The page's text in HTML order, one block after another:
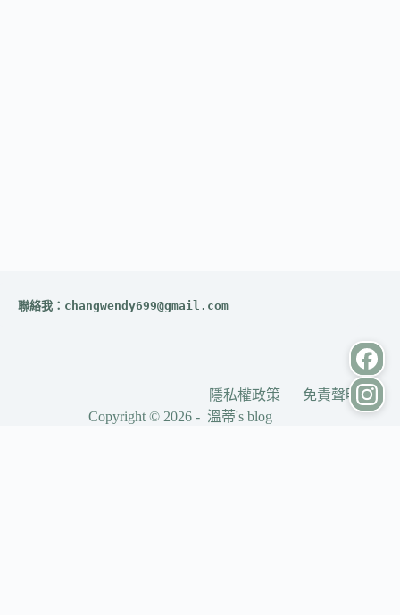
聯絡我： changwendy699@gmail.com
隱私權政策
免責聲明
Copyright © 2026 - 溫蒂's blog